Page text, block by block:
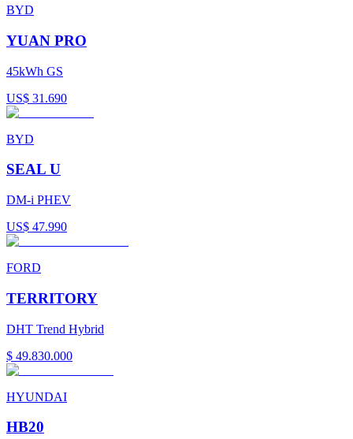
BYD
YUAN PRO
45kWh GS
US$ 31.690
BYD
SEAL U
DM-i PHEV
US$ 47.990
FORD
TERRITORY
DHT Trend Hybrid
$ 49.830.000
HYUNDAI
HB20